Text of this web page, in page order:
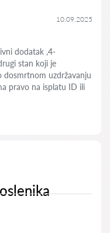
10.09.2025
dodatak ,4-
stan koji je
dosmrtnom uzdržavanju
pravo na isplatu ID ili